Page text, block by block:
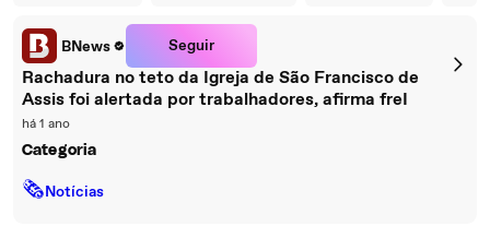
BNews Seguir
Rachadura no teto da Igreja de São Francisco de
Assis foi alertada por trabalhadores, afirma freI
há 1 ano
Categoria
🗞Notícias